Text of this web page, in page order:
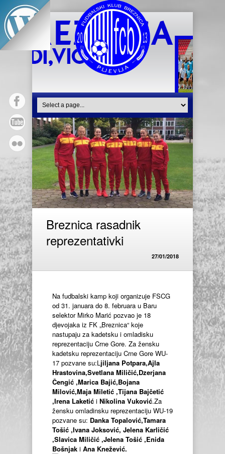
Breznica rasadnik
reprezentativki
27/01/2018
Na fudbalski kamp koji organizuje FSCG
od 31. januara do 8. februara u Baru
selektor Mirko Marić pozvao je 18
djevojaka iz FK „Breznica“ koje
nastupaju za kadetsku i omladisku
reprezentaciju Crne Gore. Za žensku
kadetsku reprezentaciju Crne Gore WU-
17 pozvane su:Ljiljana Potpara,Ajla
Hrastovina,Svetlana Miličić,Dzerjana
Čengić ,Marica Bajić,Bojana
Milović,Maja Miletić ,Tijana Bajčetić
,Irena Laketić i Nikolina Vuković.Za
žensku omladinsku reprezentaciju WU-19
pozvane su: Danka Topalović,Tamara
Tošić ,Ivana Joksović, Jelena Karličić
,Slavica Miličić ,Jelena Tošić ,Enida
Bošnjak i Ana Knežević.